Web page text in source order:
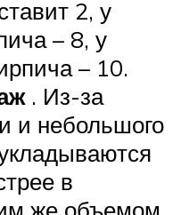
2, у
– 8, у
– 10.
. Из-за
и небольшого
в